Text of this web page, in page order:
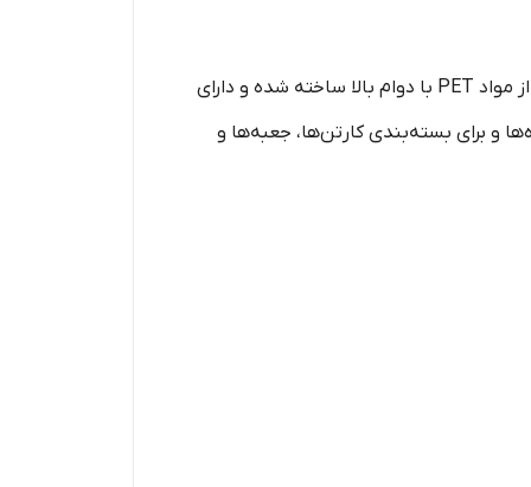
با عرض‌های ۱۶ و ۱۹ میلی‌متر یک محصول با کیفیت و مقاوم برای بسته‌بندی حرفه‌ای است. این تسمه‌ها از مواد PET با دوام بالا ساخته شده و دارای
و برای بسته‌بندی کارتن‌ها، جعبه‌ها و